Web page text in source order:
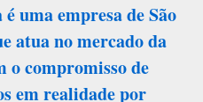
uma empresa de São
atua no mercado da
o compromisso de
em realidade por